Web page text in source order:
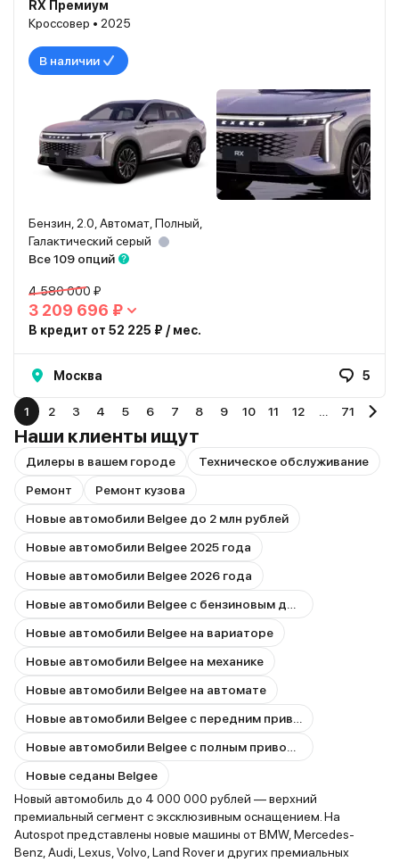
RX Премиум
Кроссовер • 2025
В наличии
Бензин, 2.0, Автомат, Полный,
Галактический серый
Все 109 опций
4 580 000 ₽
3 209 696 ₽
В кредит от 52 225 ₽ / мес.
Москва 5
1 2 3 4 5 6 7 8 9 10 11 12 71
Наши клиенты ищут
Дилеры в вашем городе
Техническое обслуживание
Ремонт
Ремонт кузова
Новые автомобили Belgee до 2 млн рублей
Новые автомобили Belgee 2025 года
Новые автомобили Belgee 2026 года
Новые автомобили Belgee на вариаторе
Новые автомобили Belgee на механике
Новые автомобили Belgee на автомате
Новые седаны Belgee
Новый автомобиль до 4 000 000 рублей — верхний
премиальный сегмент с эксклюзивным оснащением. На
Autospot представлены новые машины от BMW, Mercedes-
Benz, Audi, Lexus, Volvo, Land Rover и других премиальных